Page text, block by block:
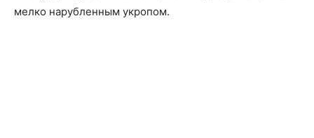
мелко нарубленным укропом.